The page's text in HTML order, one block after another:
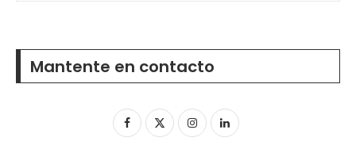
Mantente en contacto